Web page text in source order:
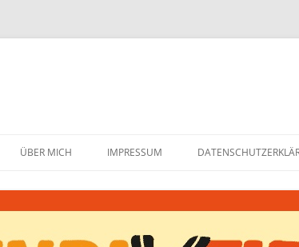
ÜBER MICH IMPRESSUM